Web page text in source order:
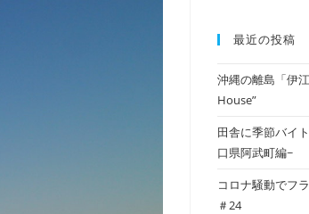
最近の投稿
沖縄の離島「伊
House”
田舎に季節バイ
口県阿武町編~
コロナ騒動でフ
＃24